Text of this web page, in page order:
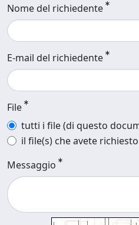
Nome del richiedente
E-mail del richiedente
File
tutti i file (di questo
il file(s) che avete richiesto
Messaggio